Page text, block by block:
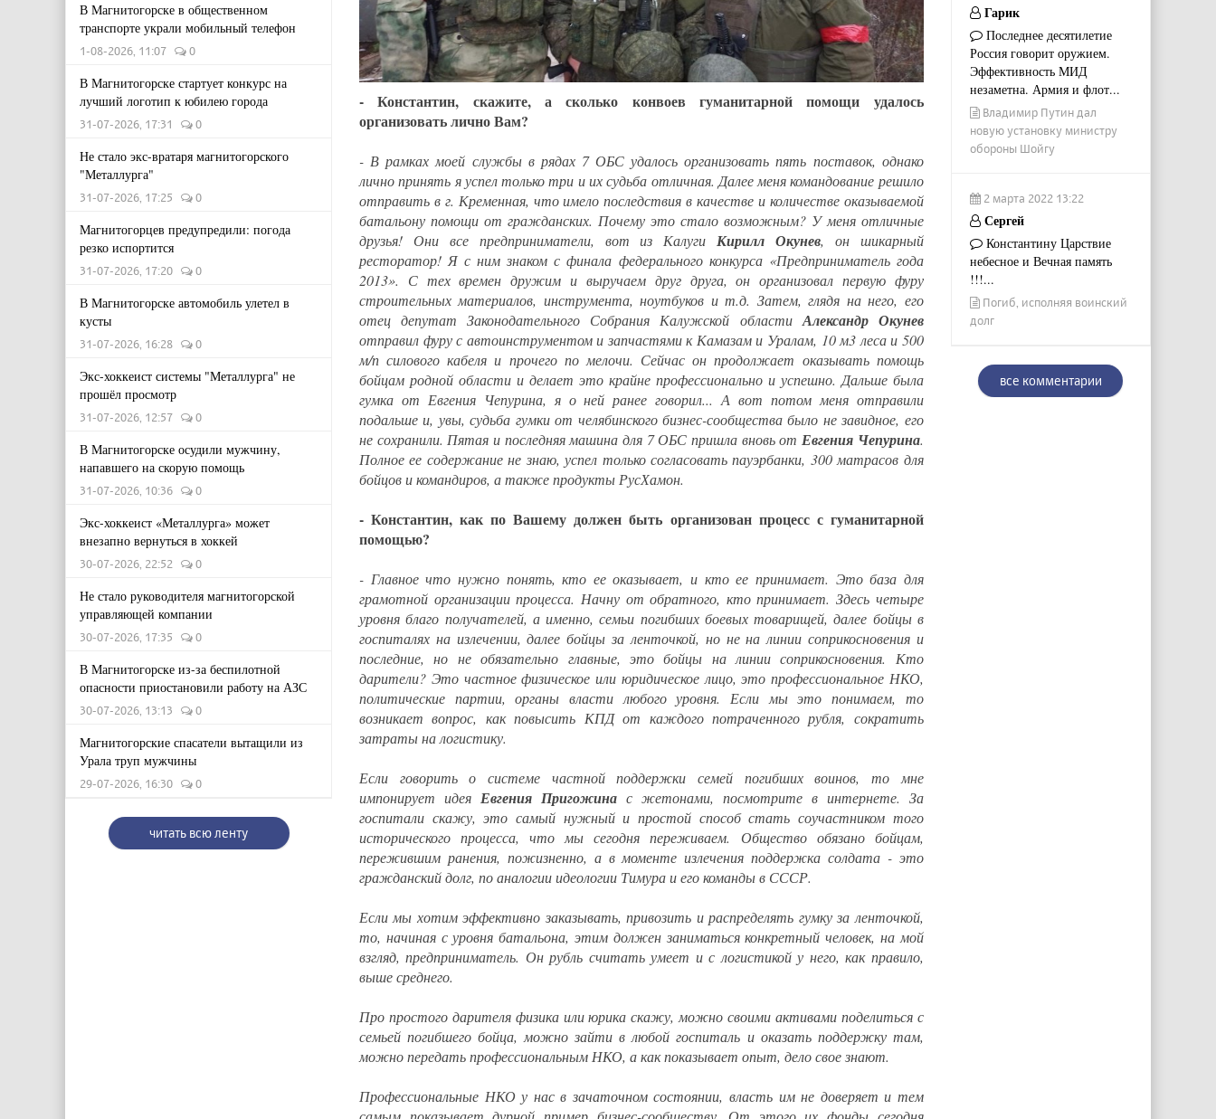
В Магнитогорске в общественном
транспорте украли мобильный телефон
1-08-2026, 11:07 0
В Магнитогорске стартует конкурс на
лучший логотип к юбилею города
31-07-2026, 17:31 0
Не стало экс-вратаря магнитогорского
"Металлурга"
31-07-2026, 17:25 0
Магнитогорцев предупредили: погода
резко испортится
31-07-2026, 17:20 0
В Магнитогорске автомобиль улетел в
кусты
31-07-2026, 16:28 0
Экс-хоккеист системы "Металлурга" не
прошёл просмотр
31-07-2026, 12:57 0
В Магнитогорске осудили мужчину,
напавшего на скорую помощь
31-07-2026, 10:36 0
Экс-хоккеист «Металлурга» может
внезапно вернуться в хоккей
30-07-2026, 22:52 0
Не стало руководителя магнитогорской
управляющей компании
30-07-2026, 17:35 0
В Магнитогорске из-за беспилотной
опасности приостановили работу на АЗС
30-07-2026, 13:13 0
Магнитогорские спасатели вытащили из
Урала труп мужчины
29-07-2026, 16:30 0
читать всю ленту
- Константин, скажите, а сколько конвоев гуманитарной помощи удалось
организовать лично Вам?
- В рамках моей службы в рядах 7 ОБС удалось организовать пять поставок, однако
лично принять я успел только три и их судьба отличная. Далее меня командование решило
отправить в г. Кременная, что имело последствия в качестве и количестве оказываемой
батальону помощи от гражданских. Почему это стало возможным? У меня отличные
друзья! Они все предприниматели, вот из КалугиКирилл Окунев, он шикарный
ресторатор! Я с ним знаком с финала федерального конкурса «Предприниматель года
2013». С тех времен дружим и выручаем друг друга, он организовал первую фуру
строительных материалов, инструмента, ноутбуков и т.д. Затем, глядя на него, его
отец депутат Законодательного Собрания Калужской областиАлександр Окунев
отправил фуру с автоинструментом и запчастями к Камазам и Уралам, 10 м3 леса и 500
м/п силового кабеля и прочего по мелочи. Сейчас он продолжает оказывать помощь
бойцам родной области и делает это крайне профессионально и успешно. Дальше была
гумка от Евгения Чепурина, я о ней ранее говорил... А вот потом меня отправили
подальше и, увы, судьба гумки от челябинского бизнес-сообщества было не завидное, его
не сохранили. Пятая и последняя машина для 7 ОБС пришла вновь отЕвгения Чепурина.
Полное ее содержание не знаю, успел только согласовать пауэрбанки, 300 матрасов для
бойцов и командиров, а также продукты РусХамон.
- Константин, как по Вашему должен быть организован процесс с гуманитарной
помощью?
- Главное что нужно понять, кто ее оказывает, и кто ее принимает. Это база для
грамотной организации процесса. Начну от обратного, кто принимает. Здесь четыре
уровня благо получателей, а именно, семьи погибших боевых товарищей, далее бойцы в
госпиталях на излечении, далее бойцы за ленточкой, но не на линии соприкосновения и
последние, но не обязательно главные, это бойцы на линии соприкосновения. Кто
дарители? Это частное физическое или юридическое лицо, это профессиональное НКО,
политические партии, органы власти любого уровня. Если мы это понимаем, то
возникает вопрос, как повысить КПД от каждого потраченного рубля, сократить
затраты на логистику.
Если говорить о системе частной поддержки семей погибших воинов, то мне
импонирует идея Евгения Пригожина с жетонами, посмотрите в интернете. За
госпитали скажу, это самый нужный и простой способ стать соучастником того
исторического процесса, что мы сегодня переживаем. Общество обязано бойцам,
пережившим ранения, пожизненно, а в моменте излечения поддержка солдата - это
гражданский долг, по аналогии идеологии Тимура и его команды в СССР.
Если мы хотим эффективно заказывать, привозить и распределять гумку за ленточкой,
то, начиная с уровня батальона, этим должен заниматься конкретный человек, на мой
взгляд, предприниматель. Он рубль считать умеет и с логистикой у него, как правило,
выше среднего.
Про простого дарителя физика или юрика скажу, можно своими активами поделиться с
семьей погибшего бойца, можно зайти в любой госпиталь и оказать поддержку там,
можно передать профессиональным НКО, а как показывает опыт, дело свое знают.
Профессиональные НКО у нас в зачаточном состоянии, власть им не доверяет и тем
Гарик
Последнее десятилетие
Россия говорит оружием.
Эффективность МИД
незаметна. Армия и флот...
Владимир Путин дал
новую установку министру
обороны Шойгу
2 марта 2022 13:22
Сергей
Константину Царствие
небесное и Вечная память
!!!...
Погиб, исполняя воинский
долг
все комментарии